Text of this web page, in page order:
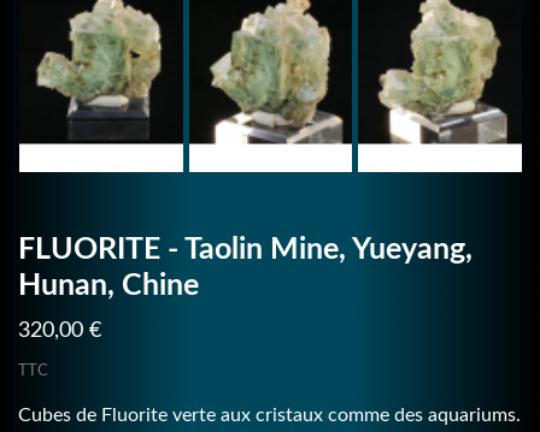
FLUORITE - Taolin Mine, Yueyang,
Hunan, Chine
320,00 €
TTC
Cubes de Fluorite verte aux cristaux comme des aquariums.